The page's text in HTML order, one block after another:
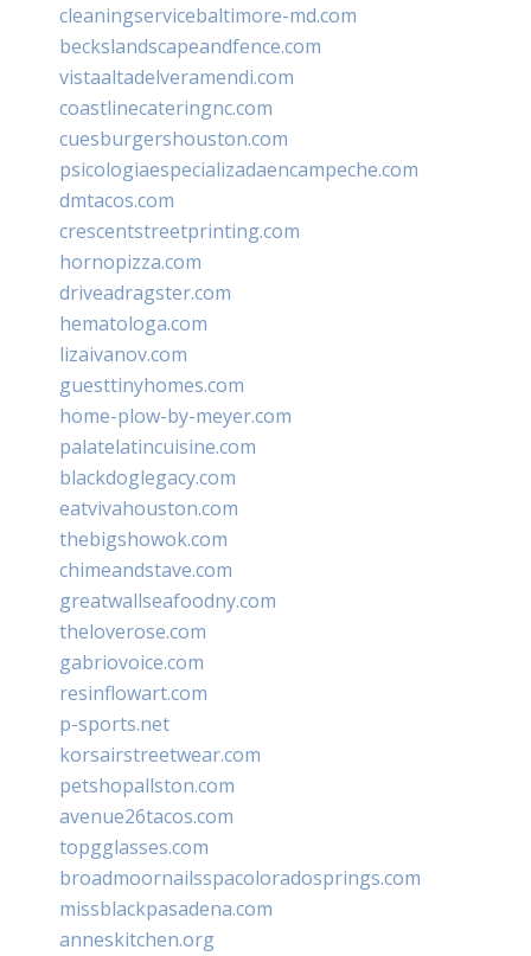
cleaningservicebaltimore-md.com
beckslandscapeandfence.com
vistaaltadelveramendi.com
coastlinecateringnc.com
cuesburgershouston.com
psicologiaespecializadaencampeche.com
dmtacos.com
crescentstreetprinting.com
hornopizza.com
driveadragster.com
hematologa.com
lizaivanov.com
guesttinyhomes.com
home-plow-by-meyer.com
palatelatincuisine.com
blackdoglegacy.com
eatvivahouston.com
thebigshowok.com
chimeandstave.com
greatwallseafoodny.com
theloverose.com
gabriovoice.com
resinflowart.com
p-sports.net
korsairstreetwear.com
petshopallston.com
avenue26tacos.com
topgglasses.com
broadmoornailsspacoloradosprings.com
missblackpasadena.com
anneskitchen.org